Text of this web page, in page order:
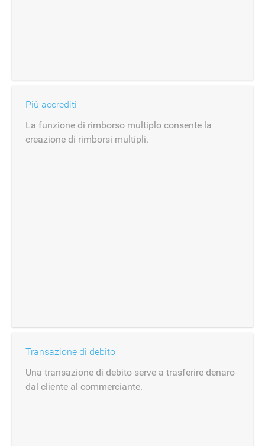
Più accrediti
La funzione di rimborso multiplo consente la
creazione di rimborsi multipli.
Transazione di debito
Una transazione di debito serve a trasferire denaro
dal cliente al commerciante.